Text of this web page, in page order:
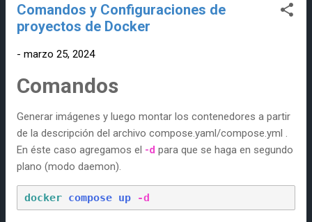
Comandos y Configuraciones de
proyectos de Docker
- marzo 25, 2024
Comandos
Generar imágenes y luego montar los contenedores a partir
de la descripción del archivo compose.yaml/compose.yml .
En éste caso agregamos el -d para que se haga en segundo
plano (modo daemon).
docker compose up -d